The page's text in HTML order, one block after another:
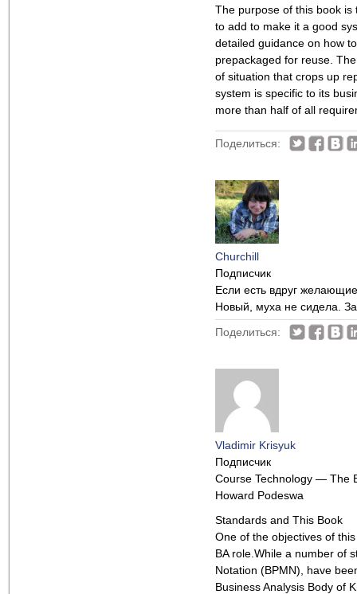
The purpose of this book
to add to make it a good
detailed guidance on how
prepackaged for reuse.
of situation that crops up
system is specific to its
more than half of all
Поделиться:
Churchill
Подписчик
Если есть вдруг
Новый, муха не сидела.
Поделиться:
Vladimir Krisyuk
Подписчик
Course Technology — The
Howard Podeswa
Standards and This Book
One of the objectives of
BA role.While a number of
Notation (BPMN), have
Business Analysis Body of